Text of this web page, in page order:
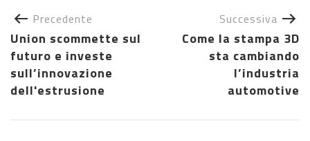
Precedente
Union scommette sul
futuro e investe
sull’innovazione
dell'estrusione
Successiva
Come la stampa 3D
sta cambiando
l’industria
automotive